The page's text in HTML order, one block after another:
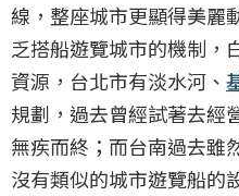
線，整座城市更顯得美麗
乏搭船遊覽城市的機制，
資源，台北市有淡水河、
規劃，過去曾經試著去經
無疾而終；而台南過去雖
沒有類似的城市遊覽船的